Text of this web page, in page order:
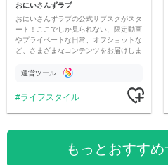
おにいさんずラブ
おにいさんずラブの公式サブスクがスタ
ート！ここでしか見られない、限定動画
やプライベートな日常、オフショットな
ど、さまざまなコンテンツをお届けしま
運営ツール
ライフスタイル
もっとおすす